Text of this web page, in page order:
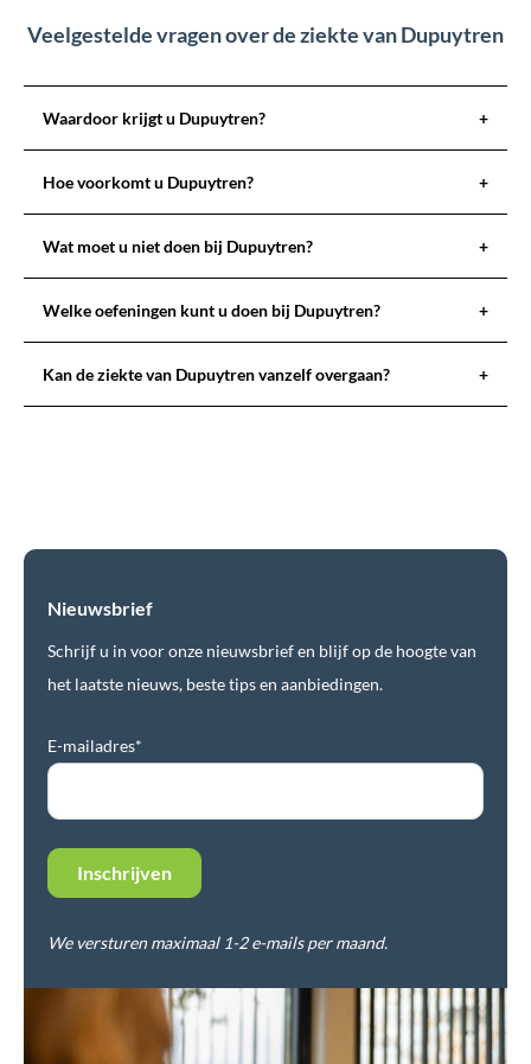
Veelgestelde vragen over de ziekte van Dupuytren
Waardoor krijgt u Dupuytren? +
Hoe voorkomt u Dupuytren? +
Wat moet u niet doen bij Dupuytren? +
Welke oefeningen kunt u doen bij Dupuytren? +
Kan de ziekte van Dupuytren vanzelf overgaan? +
Nieuwsbrief
Schrijf u in voor onze nieuwsbrief en blijf op de hoogte van
het laatste nieuws, beste tips en aanbiedingen.
E-mailadres*
We versturen maximaal 1-2 e-mails per maand.